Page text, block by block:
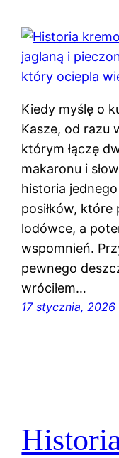
Kiedy myślę o
Kasze, od razu
którym łączę
makaronu i
historia
posiłków,
lodówce, a
wspomnień.
pewnego
wróciłem…
17 stycznia, 2026